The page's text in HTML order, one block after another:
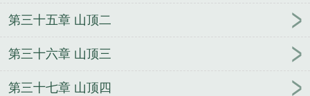
第三十五章 山顶二
第三十六章 山顶三
第三十七章 山顶四